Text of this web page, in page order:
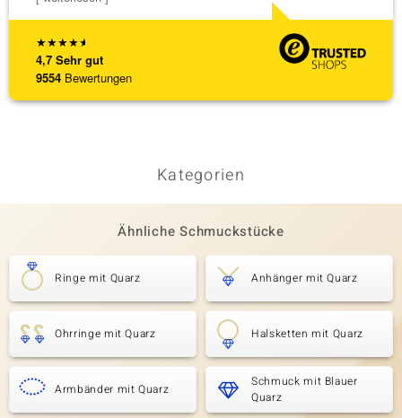
★★★★★
4,7 Sehr gut
9554 Bewertungen
Kategorien
Ähnliche Schmuckstücke
Ringe mit Quarz Anhänger mit Quarz
Ohrringe mit Quarz Halsketten mit Quarz
Armbänder mit Quarz
Schmuck mit Blauer
Quarz